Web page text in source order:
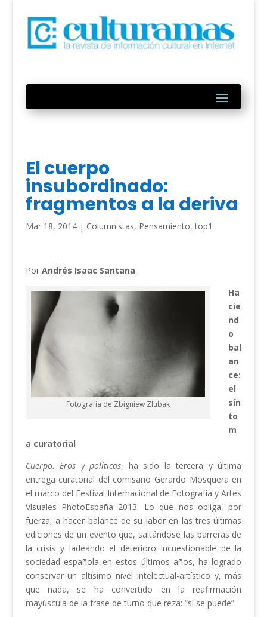
El cuerpo
insubordinado:
fragmentos a la deriva
Mar 18, 2014| Columnistas, Pensamiento,top1
Por Andrés Isaac Santana.
Fotografía de Zbigniew Zlubak
Ha
cie
nd
o
bal
an
ce:
el
sín
to
m
a curatorial
Cuerpo. Eros y políticas, ha sido la tercera y última
entrega curatorial del comisario Gerardo Mosquera en
el marco del Festival Internacional de Fotografía y Artes
Visuales PhotoEspaña 2013. Lo que nos obliga, por
fuerza, a hacer balance de su labor en las tres últimas
ediciones de un evento que, saltándose las barreras de
la crisis y ladeando el deterioro incuestionable de la
sociedad española en estos últimos años, ha logrado
conservar un altísimo nivel intelectual-artístico y, más
que nada, se ha convertido en la reafirmación
mayúscula de la frase de turno que reza: “sí se puede”.